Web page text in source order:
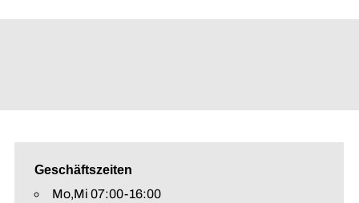
Geschäftszeiten
Mo,Mi 07:00-16:00